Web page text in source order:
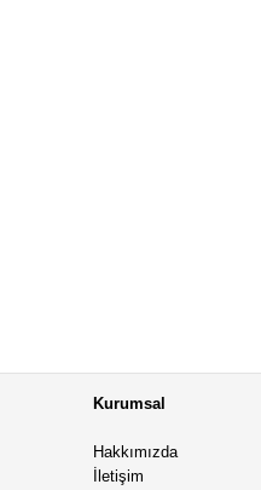
Kurumsal
Hakkımızda
İletişim